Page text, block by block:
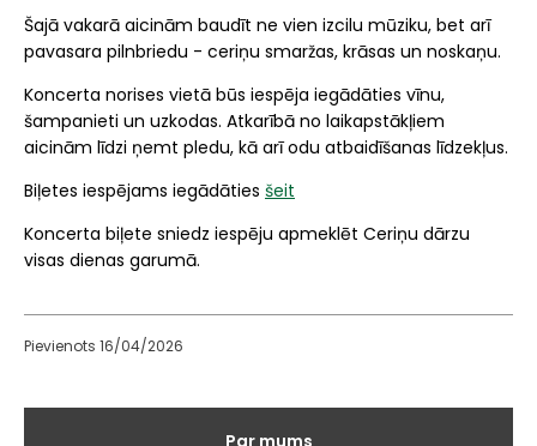
Šajā vakarā aicinām baudīt ne vien izcilu mūziku, bet arī
pavasara pilnbriedu - ceriņu smaržas, krāsas un noskaņu.
Koncerta norises vietā būs iespēja iegādāties vīnu,
šampanieti un uzkodas. Atkarībā no laikapstākļiem
aicinām līdzi ņemt pledu, kā arī odu atbaidīšanas līdzekļus.
Biļetes iespējams iegādāties šeit
Koncerta biļete sniedz iespēju apmeklēt Ceriņu dārzu
visas dienas garumā.
Pievienots 16/04/2026
Par mums